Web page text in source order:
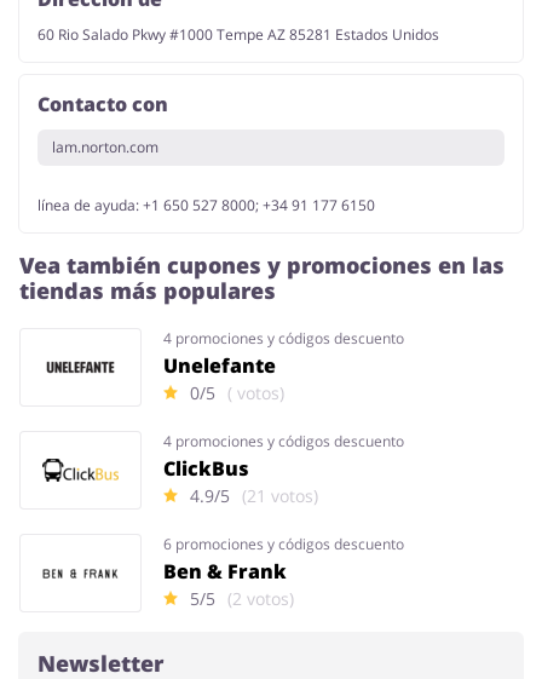
60 Rio Salado Pkwy #1000 Tempe AZ 85281 Estados Unidos
Contacto con
lam.norton.com
línea de ayuda: +1 650 527 8000; +34 91 177 6150
Vea también cupones y promociones en las
tiendas más populares
4 promociones y códigos descuento
Unelefante
0/5 ( votos)
4 promociones y códigos descuento
ClickBus
4.9/5 (21 votos)
6 promociones y códigos descuento
Ben & Frank
5/5 (2 votos)
Newsletter